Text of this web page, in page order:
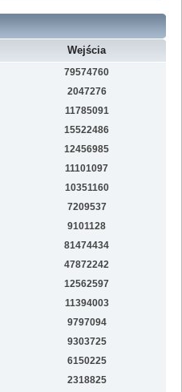
Wejścia
79574760
2047276
11785091
15522486
12456985
11101097
10351160
7209537
9101128
81474434
47872242
12562597
11394003
9797094
9303725
6150225
2318825